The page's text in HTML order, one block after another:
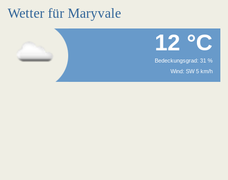
Wetter für Maryvale
12 °C
Bedeckungsgrad: 31 %
Wind: SW 5 km/h